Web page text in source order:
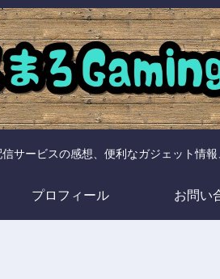
サービスの感想、便利なガジェット情報
プロフィール お問い